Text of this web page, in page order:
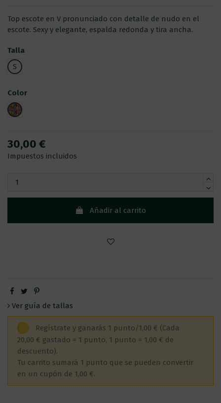
Top escote en V pronunciado con detalle de nudo en el
escote. Sexy y elegante, espalda redonda y tira ancha.
Talla
S
Color
ERIZO
30,00 €
Impuestos incluidos
Añadir al carrito
Ver guía de tallas
Regístrate y ganarás 1 punto/1,00 € (Cada
20,00 € gastado = 1 punto, 1 punto = 1,00 € de
descuento).
Tu carrito sumará 1 punto que se pueden convertir
en un cupón de 1,00 €.